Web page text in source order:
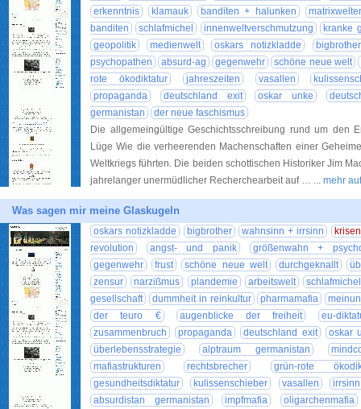
erkenntnis
klamauk banditen + halunken
banditen
schlafmichel innenweltverschmutzung
kranke
geopolitik
medienwelt oskars notizkladde
bigbrother
psychopathen
absurd-ag gegenwehr schöne neue welt
rote ökodiktatur
jahreszeiten vasallen
propaganda
deutschland exit oskar unke
germanistan
der neue faschismus
Die allgemeingültige Geschichtsschreibung rund um den
Lüge Wie die verheerenden Machenschaften einer
Weltkriegs führten. Die beiden schottischen Historiker Jim
jahrelanger unermüdlicher Recherchearbeit auf … ... mehr
Was sagen mir meine Glaskugeln
oskars notizkladde bigbrother wahnsinn + irrsinn
revolution
angst- und panik
größenwahn +
gegenwehr
frust schöne neue welt durchgeknallt
zensur
narzißmus plandemie arbeitswelt
schlafmichel
gesellschaft
dummheit in reinkultur pharmamafia
der teuro €
augenblicke der freiheit
eu-
zusammenbruch
propaganda deutschland exit
oskar
überlebensstrategie
alptraum germanistan
mafiastrukturen
rechtsbrecher
grün-rote
gesundheitsdiktatur
kulissenschieber vasallen
absurdistan germanistan
impfmafia
oligarchenmafia